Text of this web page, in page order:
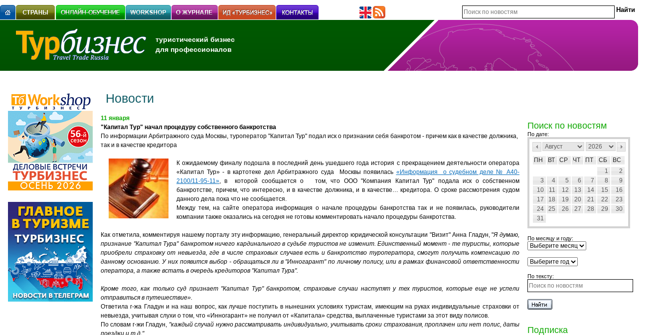
туристический бизнес
для профессионалов
Новости
11 января
"Капитал Тур" начал процедуру собственного банкротства
По информации Арбитражного суда Москвы, туроператор "Капитал Тур" подал иск о признании себя банкротом - причем как в качестве должника,
так и в качестве кредитора
К ожидаемому финалу подошла в последний день ушедшего года история с прекращением деятельности оператора
«Капитал Тур» - в картотеке дел Арбитражного суда Москвы появилась «Информация о судебном деле № А40-
2100/11-95-11», в которой сообщается о том, что ООО "Компания Капитал Тур" подала иск о собственном
банкротстве, причем, что интересно, и в качестве должника, и в качестве… кредитора. О сроке рассмотрения судом
данного дела пока что не сообщается.
Между тем, на сайте оператора информация о начале процедуры банкротства так и не появилась, руководители
компании также оказались на сегодня не готовы комментировать начало процедуры банкротства.
Как отметила, комментируя нашему порталу эту информацию, генеральный директор юридической консультации "Визит" Анна Гладун, "Я думаю,
признание "Капитал Тура" банкротом ничего кардинального в судьбе туристов не изменит. Единственный момент - те туристы, которые
приобрели страховку от невыезда, где в числе страховых случаев есть и банкротство туроператора, смогут получить компенсацию по
данному основанию. У них появится выбор - обращаться ли в "Инногарант" по личному полису, или в рамках финансовой ответственности
оператора, а также встать в очередь кредиторов "Капитал Тура".
Кроме того, как только суд признает "Капитал Тур" банкротом, страховые случаи наступят у тех туристов, которые еще не успели
отправиться в путешествие».
Ответила г-жа Гладун и на наш вопрос, как лучше поступить в нынешних условиях туристам, имеющим на руках индивидуальные страховки от
невыезда, учитывая слухи о том, что «Инногарант» не получил от «Капитала» средства, выплаченные туристами за этот виду полисов.
По словам г-жи Гладун, "каждый случай нужно рассматривать индивидуально, учитывать сроки страхования, проплачен или нет полис, даты
поездки и т.д."
Поиск по новостям
По дате:
ПН ВТ СР ЧТ ПТ СБ
ВС
1
2
3
4 5 6 7 8
9
10
11 12 13 14 15
16
17
18 19 20 21 22
23
24
25 26 27 28 29
30
31
По месяцу и году:
По тексту:
Подписка